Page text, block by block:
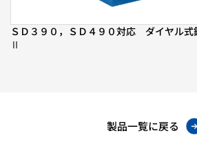
ＳＤ３９０，ＳＤ４９０対応 ダイヤル式
Ⅱ
製品一覧に戻る